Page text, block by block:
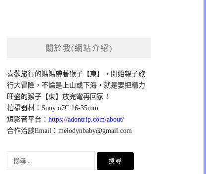
關於我(網站介紹)
喜歡旅行的媽媽帶著猴子【東】，開始親子旅
行大冒險，不論是上山或下海，就是要把精力
旺盛的猴子【東】放完電再回家！
拍攝器材：Sony α7C 16-35mm
短影音平台：https://adontrip.com/about/
合作洽談Email：melodynbaby@gmail.com